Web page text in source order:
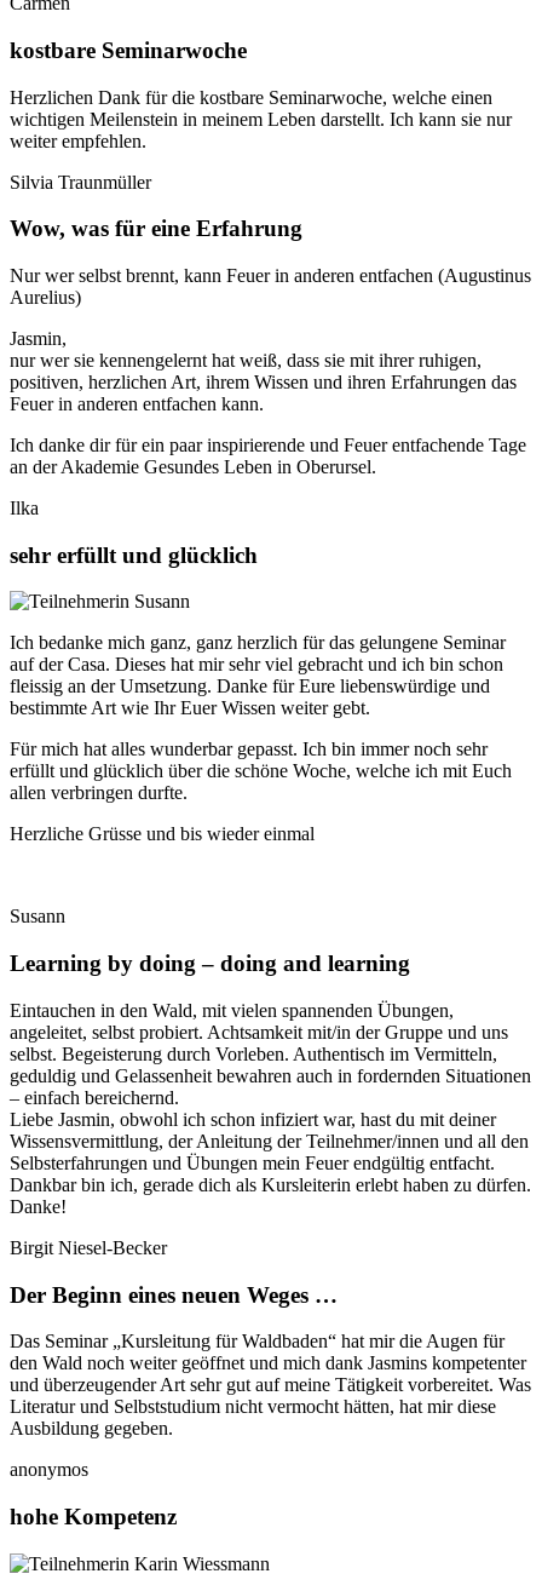
kostbare Seminarwoche
Herzlichen Dank für die kostbare Seminarwoche, welche einen
wichtigen Meilenstein in meinem Leben darstellt. Ich kann sie nur
weiter empfehlen.
Silvia Traunmüller
Wow, was für eine Erfahrung
Nur wer selbst brennt, kann Feuer in anderen entfachen (Augustinus
Aurelius)
Jasmin,
nur wer sie kennengelernt hat weiß, dass sie mit ihrer ruhigen,
positiven, herzlichen Art, ihrem Wissen und ihren Erfahrungen das
Feuer in anderen entfachen kann.
Ich danke dir für ein paar inspirierende und Feuer entfachende Tage
an der Akademie Gesundes Leben in Oberursel.
Ilka
sehr erfüllt und glücklich
Ich bedanke mich ganz, ganz herzlich für das gelungene Seminar
auf der Casa. Dieses hat mir sehr viel gebracht und ich bin schon
fleissig an der Umsetzung. Danke für Eure liebenswürdige und
bestimmte Art wie Ihr Euer Wissen weiter gebt.
Für mich hat alles wunderbar gepasst. Ich bin immer noch sehr
erfüllt und glücklich über die schöne Woche, welche ich mit Euch
allen verbringen durfte.
Herzliche Grüsse und bis wieder einmal
Susann
Learning by doing – doing and learning
Eintauchen in den Wald, mit vielen spannenden Übungen,
angeleitet, selbst probiert. Achtsamkeit mit/in der Gruppe und uns
selbst. Begeisterung durch Vorleben. Authentisch im Vermitteln,
geduldig und Gelassenheit bewahren auch in fordernden Situationen
– einfach bereichernd.
Liebe Jasmin, obwohl ich schon infiziert war, hast du mit deiner
Wissensvermittlung, der Anleitung der Teilnehmer/innen und all den
Selbsterfahrungen und Übungen mein Feuer endgültig entfacht.
Dankbar bin ich, gerade dich als Kursleiterin erlebt haben zu dürfen.
Danke!
Birgit Niesel-Becker
Der Beginn eines neuen Weges …
Das Seminar „Kursleitung für Waldbaden“ hat mir die Augen für
den Wald noch weiter geöffnet und mich dank Jasmins kompetenter
und überzeugender Art sehr gut auf meine Tätigkeit vorbereitet. Was
Literatur und Selbststudium nicht vermocht hätten, hat mir diese
Ausbildung gegeben.
anonymos
hohe Kompetenz